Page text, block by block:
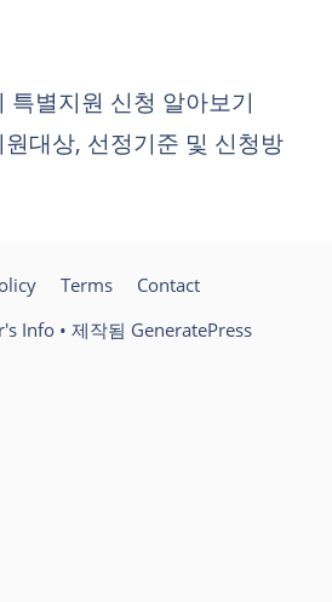
특별지원 신청 알아보기
대상, 선정기준 및 신청방
Terms
Contact
Info • 제작됨 GeneratePress